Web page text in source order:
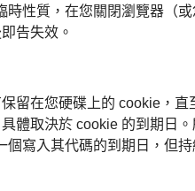
時性質，在您關閉瀏覽器（
告失效。
留在您硬碟上的 cookie，直
體取決於 cookie 的到期日
個寫入其代碼的到期日，但